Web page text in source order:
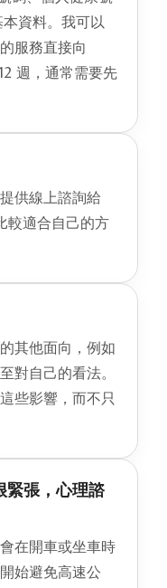
資料。我可以
服務直接向
週，通常需要先
供線上諮詢給
較適合自己的方
其他面向，例如
對自己的看法。
些影響，而不只
緊張，心理諮
在開車或坐車時
始避免高速公